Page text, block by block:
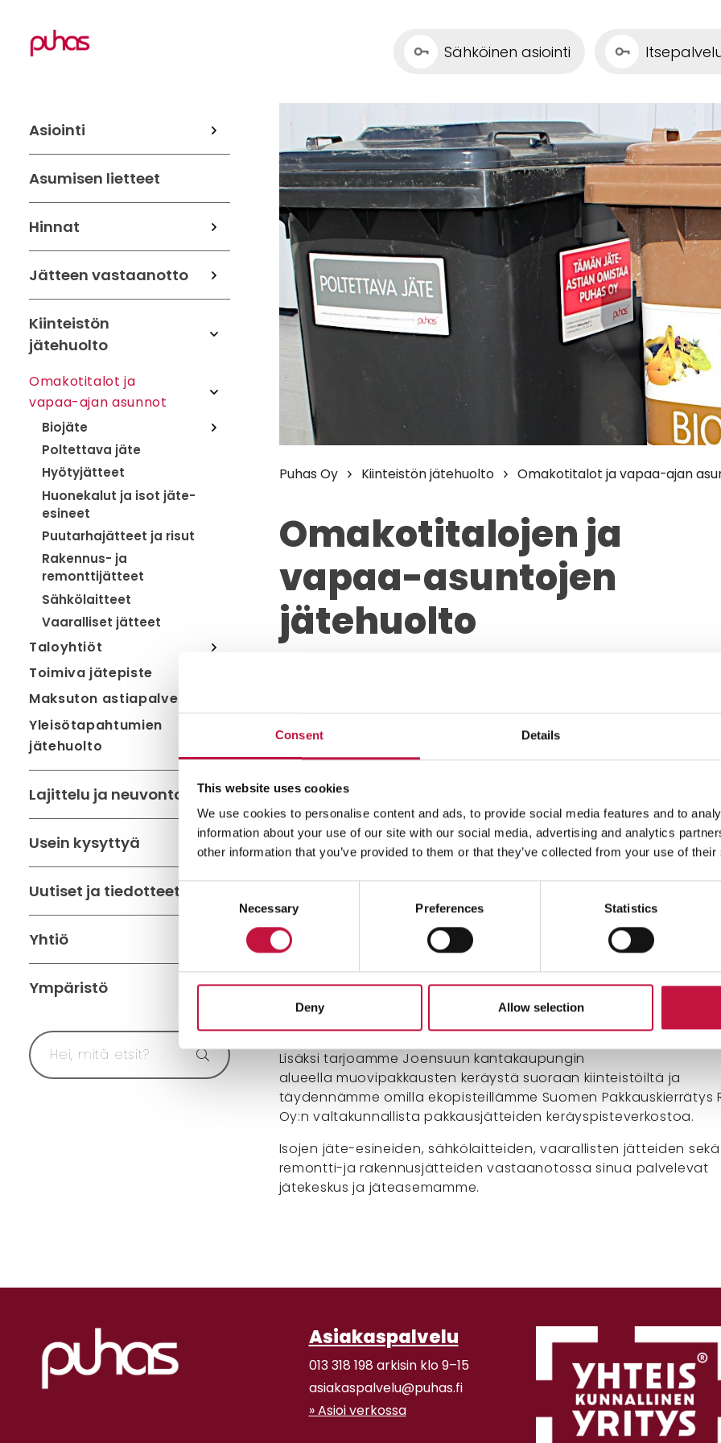
Consent Details
This website uses cookies
We use cookies to personalise content and ads, to provide social media features and to
information about your use of our site with our social media, advertising and analytics
other information that you’ve provided to them or that they’ve collected from your use of
Consent
Necessary Preferences Statistics
Deny Allow selection
Sähköinen asiointi
Asiointi
Asumisen lietteet
Hinnat
Jätteen vastaanotto
Kiinteistön
jätehuolto
Omakotitalot ja
vapaa-ajan asunnot
Biojäte
Poltettava jäte
Hyötyjätteet
Huonekalut ja isot jäte-
esineet
Puutarhajätteet ja risut
Rakennus- ja
remonttijätteet
Sähkölaitteet
Vaaralliset jätteet
Taloyhtiöt
Toimiva jätepiste
Maksuton astiapalvelu
Yleisötapahtumien
jätehuolto
Lajittelu ja neuvonta
Usein kysyttyä
Uutiset ja tiedotteet
Yhtiö
Ympäristö
Puhas Oy Kiinteistön jätehuolto Omakotitalot ja vapaa-ajan
Omakotitalojen ja
vapaa-asuntojen
jätehuolto
voit liittyä jätehuoltoon kiinteistökohtaisella jäteastialla tai
lähikiinteistöjen yhteisellä jäteastialla (ns. kimppa-astia).
Omakotitalot ja vapaa-ajan asunnot, joille on hankalammat
aluekeräyspisteen käyttäjiksi.
Liity poltettavan jätteen keräykseen
Liity biojätteen keräykseen
Lisäksi tarjoamme Joensuun kantakaupungin
alueella muovipakkausten keräystä suoraan kiinteistöiltä ja
täydennämme omilla ekopisteillämme Suomen Pakkauskierrätys
Oy:n valtakunnallista pakkausjätteiden keräyspisteverkostoa.
Isojen jäte-esineiden, sähkölaitteiden, vaarallisten jätteiden sekä
remontti-ja rakennusjätteiden vastaanotossa sinua palvelevat
jätekeskus ja jäteasemamme.
Asiakaspalvelu
013 318 198 arkisin klo 9–15
asiakaspalvelu@puhas.fi
» Asioi verkossa